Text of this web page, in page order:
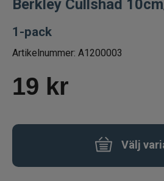
Betespaket
Handgjorda beten
Vibrationsbeten Bladebaits
Berkley Cullshad
1-pack
Artikelnummer: A1200003
19 kr
Välj